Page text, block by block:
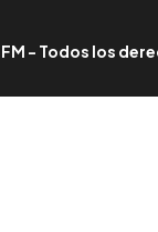
- Todos los